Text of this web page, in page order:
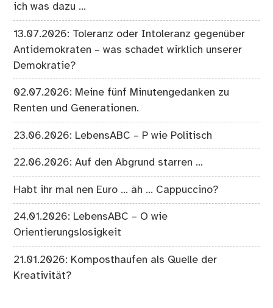
ich was dazu …
13.07.2026: Toleranz oder Intoleranz gegenüber
Antidemokraten – was schadet wirklich unserer
Demokratie?
02.07.2026: Meine fünf Minutengedanken zu
Renten und Generationen.
23.06.2026: LebensABC – P wie Politisch
22.06.2026: Auf den Abgrund starren …
Habt ihr mal nen Euro … äh … Cappuccino?
24.01.2026: LebensABC – O wie
Orientierungslosigkeit
21.01.2026: Komposthaufen als Quelle der
Kreativität?